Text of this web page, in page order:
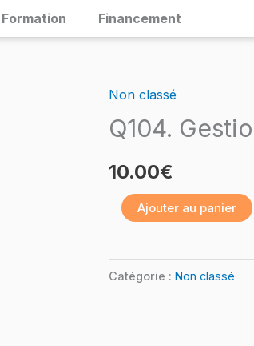
Formation Financement
Non classé
Q104.
10.00€
quantité
de
Gestion
projet
Trello
Ajouter au panier
Catégorie : Non classé